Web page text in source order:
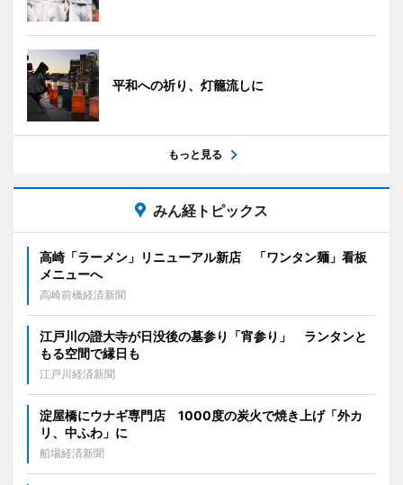
平和への祈り、灯籠流しに
もっと見る
みん経トピックス
高崎「ラーメン」リニューアル新店 「ワンタン麺」看板
メニューへ
高崎前橋経済新聞
江戸川の證大寺が日没後の墓参り「宵参り」 ランタンと
もる空間で縁日も
江戸川経済新聞
淀屋橋にウナギ専門店 1000度の炭火で焼き上げ「外カ
リ、中ふわ」に
船場経済新聞